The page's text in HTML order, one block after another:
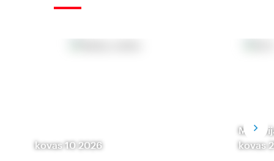
kovas 10 2026
kovas